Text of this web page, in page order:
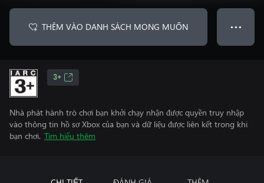
THÊM VÀO DANH SÁCH MONG MUỐN ● ● ●
3+
Nhà phát hành trò chơi bạn khởi chạy nhận được quyền truy nhập
vào thông tin hồ sơ Xbox của bạn và dữ liệu được liên kết trong khi
bạn chơi. Tìm hiểu thêm